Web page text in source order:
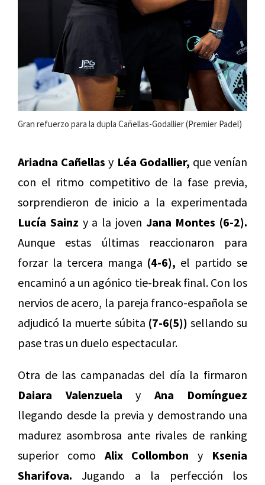
Gran refuerzo para la dupla Cañellas-Godallier (Premier Padel)
Ariadna Cañellas y Léa Godallier, que venían
con el ritmo competitivo de la fase previa,
sorprendieron de inicio a la experimentada
Lucía Sainz y a la joven Jana Montes (6-2).
Aunque estas últimas reaccionaron para
forzar la tercera manga (4-6), el partido se
encaminó a un agónico tie-break final. Con los
nervios de acero, la pareja franco-española se
adjudicó la muerte súbita (7-6(5)) sellando su
pase tras un duelo espectacular.
Otra de las campanadas del día la firmaron
Daiara Valenzuela y Ana Domínguez
llegando desde la previa y demostrando una
madurez asombrosa ante rivales de ranking
superior como Alix Collombon y Ksenia
Sharifova. Jugando a la perfección los